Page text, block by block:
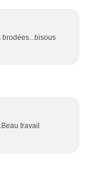
brodées...bisous
travail